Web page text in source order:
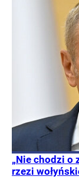
„Nie chodzi o
rzezi